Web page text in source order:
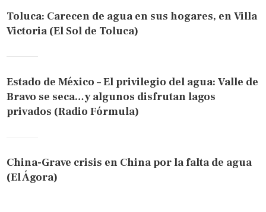
Toluca: Carecen de agua en sus hogares, en Villa
Victoria (El Sol de Toluca)
Estado de México – El privilegio del agua: Valle de
Bravo se seca…y algunos disfrutan lagos
privados (Radio Fórmula)
China-Grave crisis en China por la falta de agua
(El Ágora)